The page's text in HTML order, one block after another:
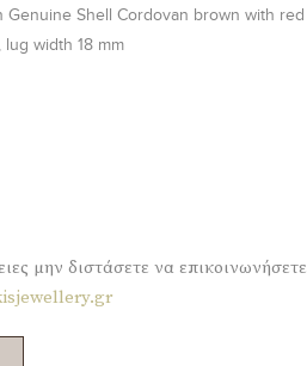
Genuine Shell Cordovan brown with red
lug width 18 mm
μην διστάσετε να επικοινωνήσετε